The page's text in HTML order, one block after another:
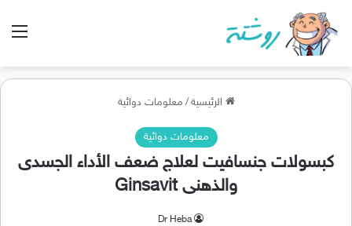
الرئيسية / معلومات دوائية
معلومات دوائية
كبسولات جنسافيت لعلاج ضعف الأداء الجسدى
والذهنى Ginsavit
Dr Heba